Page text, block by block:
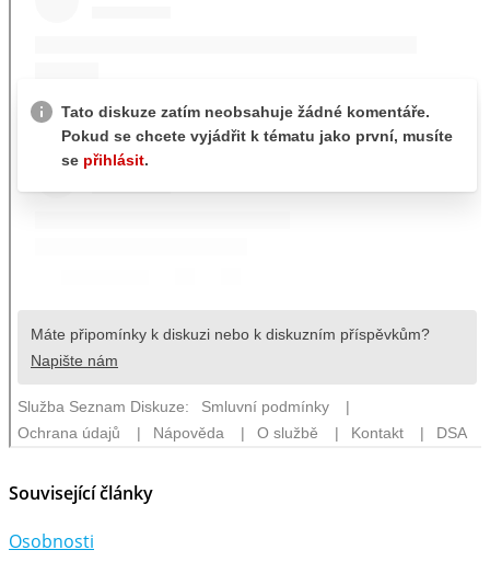
Související články
Osobnosti